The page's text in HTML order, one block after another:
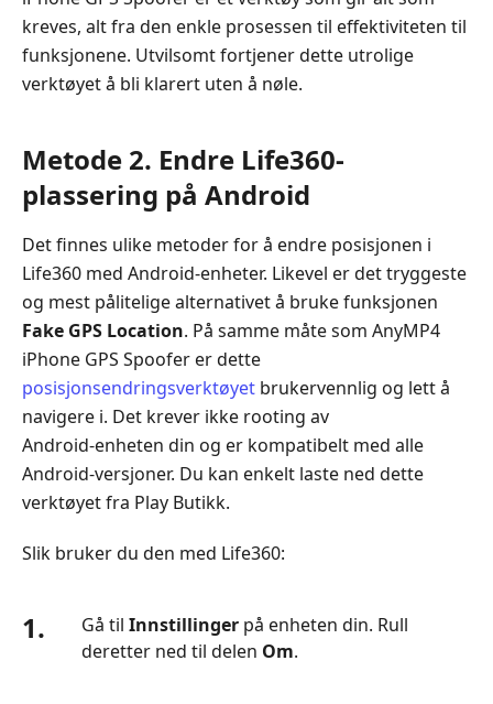
kreves, alt fra den enkle prosessen til effektiviteten til
funksjonene. Utvilsomt fortjener dette utrolige
verktøyet å bli klarert uten å nøle.
Metode 2. Endre Life360-
plassering på Android
Det finnes ulike metoder for å endre posisjonen i
Life360 med Android‑enheter. Likevel er det tryggeste
og mest pålitelige alternativet å bruke funksjonen
Fake GPS Location. På samme måte som AnyMP4
iPhone GPS Spoofer er dette
posisjonsendringsverktøyet brukervennlig og lett å
navigere i. Det krever ikke rooting av
Android‑enheten din og er kompatibelt med alle
Android‑versjoner. Du kan enkelt laste ned dette
verktøyet fra Play Butikk.
Slik bruker du den med Life360:
1. Gå til Innstillinger på enheten din. Rull
deretter ned til delen Om.